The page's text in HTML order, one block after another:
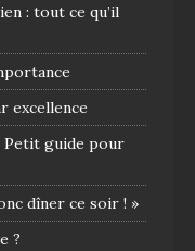
: tout ce qu’il
excellence
Petit guide pour
dîner ce soir ! »
?